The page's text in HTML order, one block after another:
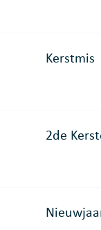
Kerstmis
2de